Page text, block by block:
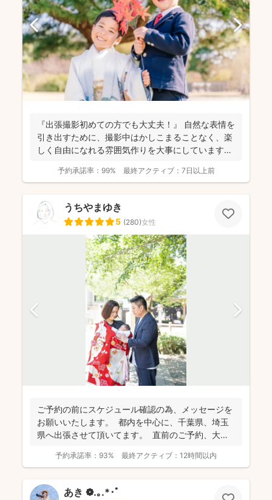
『出張撮影初めての方でも大丈夫！』 自然な表情を
引き出すために、撮影中はかしこまることなく、楽
しく自由になれる雰囲気作りを大事にしています＾
予約承諾率： 99% 最終アクティブ： 7日以上前
うちやまゆき
5 (280)女性
ご予約の前にスケジュール確認の為、 メッセージを
お願いいたします。 都内を中心に、千葉県、埼玉
県へ出張させて頂いてます。 直前のご予約、大歓
予約承諾率： 93% 最終アクティブ： 12時間以内
あき ❁.｡.*･ﾟ